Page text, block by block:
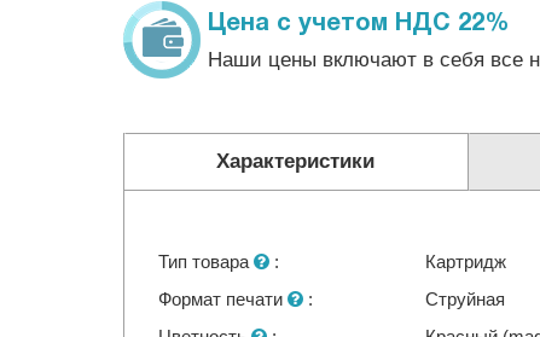
Цена с учетом НДС 22%
Наши цены включают в себя все
Характеристики
Тип товара :
Картридж
Формат печати
:
Струйная